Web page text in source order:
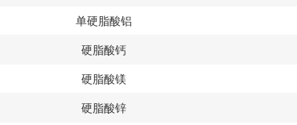
单硬脂酸铝
硬脂酸钙
硬脂酸镁
硬脂酸锌